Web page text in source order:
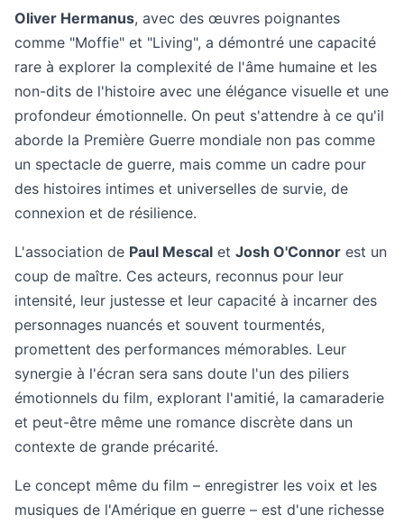
Oliver Hermanus, avec des œuvres poignantes
comme "Moffie" et "Living", a démontré une capacité
rare à explorer la complexité de l'âme humaine et les
non-dits de l'histoire avec une élégance visuelle et une
profondeur émotionnelle. On peut s'attendre à ce qu'il
aborde la Première Guerre mondiale non pas comme
un spectacle de guerre, mais comme un cadre pour
des histoires intimes et universelles de survie, de
connexion et de résilience.
L'association de Paul Mescal et Josh O'Connor est un
coup de maître. Ces acteurs, reconnus pour leur
intensité, leur justesse et leur capacité à incarner des
personnages nuancés et souvent tourmentés,
promettent des performances mémorables. Leur
synergie à l'écran sera sans doute l'un des piliers
émotionnels du film, explorant l'amitié, la camaraderie
et peut-être même une romance discrète dans un
contexte de grande précarité.
Le concept même du film – enregistrer les voix et les
musiques de l'Amérique en guerre – est d'une richesse